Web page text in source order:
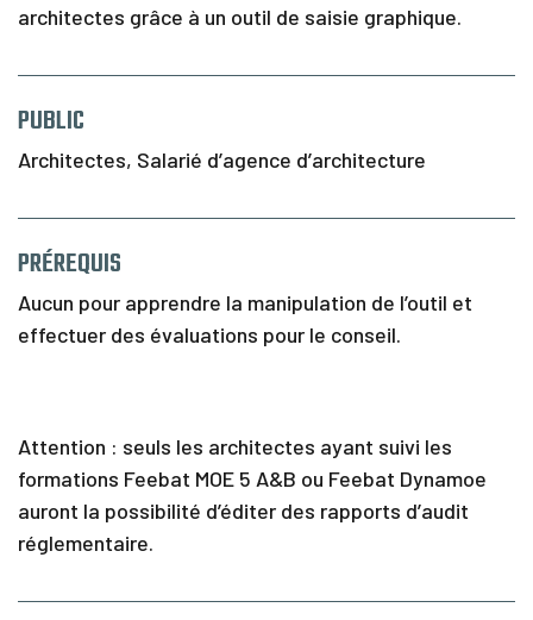
s
C
n
a
architectes grâce à un outil de saisie graphique.
PUBLIC
Architectes, Salarié d’agence d’architecture
PRÉREQUIS
Aucun pour apprendre la manipulation de l’outil et
effectuer des évaluations pour le conseil.
Attention : seuls les architectes ayant suivi les
formations Feebat MOE 5 A&B ou Feebat Dynamoe
auront la possibilité d’éditer des rapports d’audit
réglementaire.